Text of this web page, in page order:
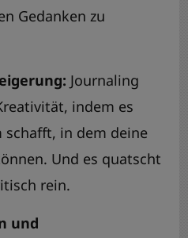
Gedanken zu
Journaling
indem es
schafft, in dem deine
Und es quatscht
rein.
und